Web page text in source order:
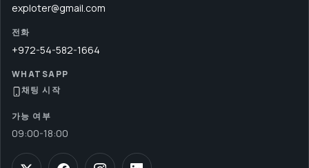
exploter@gmail.com
전화
+972-54-582-1664
WHATSAPP
채팅 시작
가능 여부
09:00-18:00